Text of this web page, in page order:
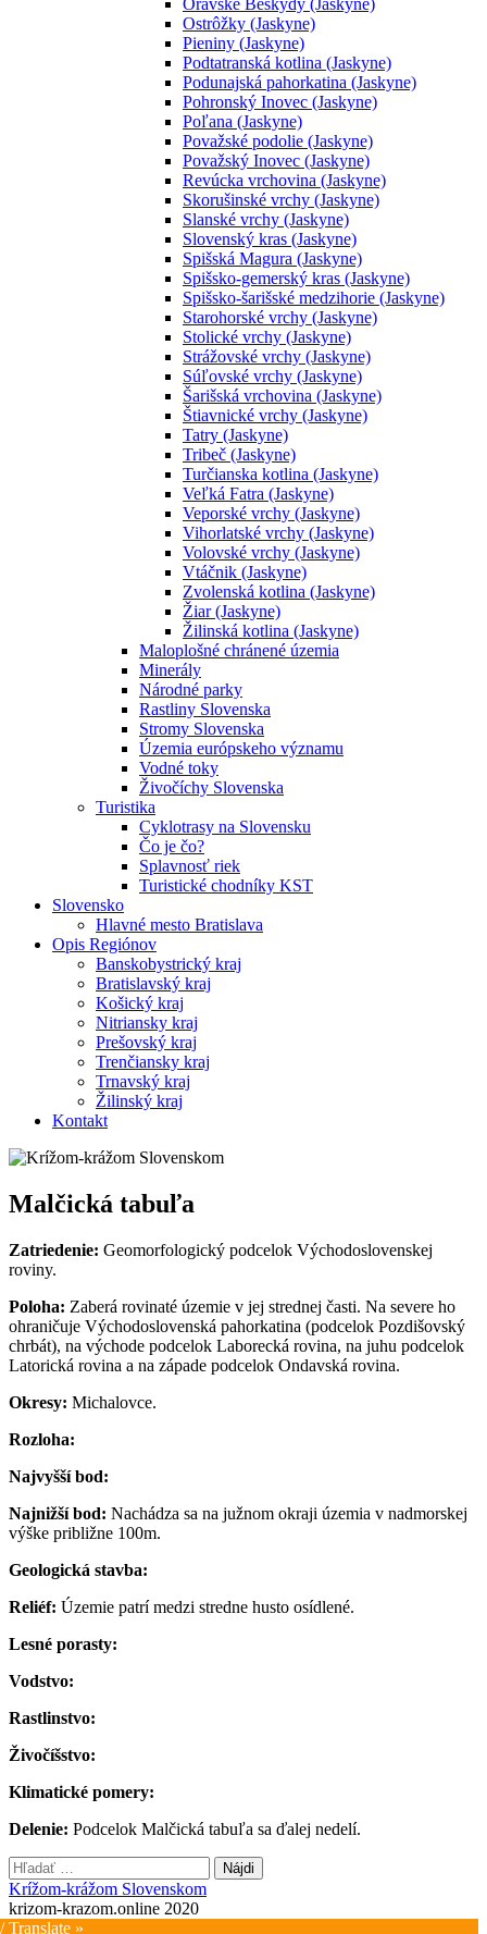
Ostrôžky (Jaskyne)
Pieniny (Jaskyne)
Podtatranská kotlina (Jaskyne)
Podunajská pahorkatina (Jaskyne)
Pohronský Inovec (Jaskyne)
Poľana (Jaskyne)
Považské podolie (Jaskyne)
Považský Inovec (Jaskyne)
Revúcka vrchovina (Jaskyne)
Skorušinské vrchy (Jaskyne)
Slanské vrchy (Jaskyne)
Slovenský kras (Jaskyne)
Spišská Magura (Jaskyne)
Spišsko-gemerský kras (Jaskyne)
Spišsko-šarišské medzihorie (Jaskyne)
Starohorské vrchy (Jaskyne)
Stolické vrchy (Jaskyne)
Strážovské vrchy (Jaskyne)
Súľovské vrchy (Jaskyne)
Šarišská vrchovina (Jaskyne)
Štiavnické vrchy (Jaskyne)
Tatry (Jaskyne)
Tribeč (Jaskyne)
Turčianska kotlina (Jaskyne)
Veľká Fatra (Jaskyne)
Veporské vrchy (Jaskyne)
Vihorlatské vrchy (Jaskyne)
Volovské vrchy (Jaskyne)
Vtáčnik (Jaskyne)
Zvolenská kotlina (Jaskyne)
Žiar (Jaskyne)
Žilinská kotlina (Jaskyne)
Maloplošné chránené územia
Minerály
Národné parky
Rastliny Slovenska
Stromy Slovenska
Územia európskeho významu
Vodné toky
Živočíchy Slovenska
Turistika
Cyklotrasy na Slovensku
Čo je čo?
Splavnosť riek
Turistické chodníky KST
Slovensko
Hlavné mesto Bratislava
Opis Regiónov
Banskobystrický kraj
Bratislavský kraj
Košický kraj
Nitriansky kraj
Prešovský kraj
Trenčiansky kraj
Trnavský kraj
Žilinský kraj
Kontakt
Malčická tabuľa
Zatriedenie: Geomorfologický podcelok Východoslovenskej
roviny.
Poloha: Zaberá rovinaté územie v jej strednej časti. Na severe ho
ohraničuje Východoslovenská pahorkatina (podcelok Pozdišovský
chrbát), na východe podcelok Laborecká rovina, na juhu podcelok
Latorická rovina a na západe podcelok Ondavská rovina.
Okresy: Michalovce.
Rozloha:
Najvyšší bod:
Najnižší bod: Nachádza sa na južnom okraji územia v nadmorskej
výške približne 100m.
Geologická stavba:
Reliéf: Územie patrí medzi stredne husto osídlené.
Lesné porasty:
Vodstvo:
Rastlinstvo:
Živočíšstvo:
Klimatické pomery:
Delenie: Podcelok Malčická tabuľa sa ďalej nedelí.
Hľadať:
Krížom-krážom Slovenskom
krizom-krazom.online 2020
Translate »